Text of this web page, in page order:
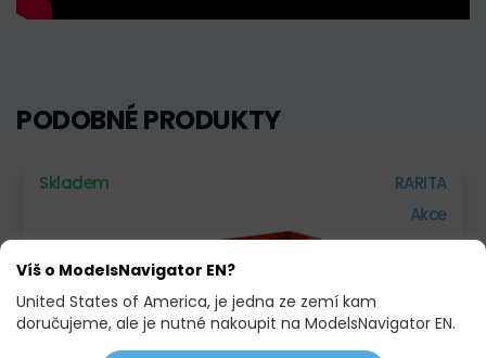
PODOBNÉ PRODUKTY
Skladem
RARITA
Akce
Víš o ModelsNavigator EN?
United States of America, je jedna ze zemí kam
doručujeme, ale je nutné nakoupit na ModelsNavigator EN.